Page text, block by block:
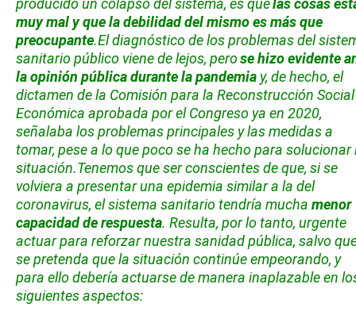
producido un colapso del sistema, es quelas cosas
muy mal y que la debilidad del mismo es más que
preocupante.El diagnóstico de los problemas del
sanitario público viene de lejos, perose hizo evidente
la opinión pública durante la pandemia y, de hecho, el
dictamen de la Comisión para la Reconstrucción
Económica aprobada por el Congreso ya en 2020,
señalaba los problemas principales y las medidas a
tomar, pese a lo que poco se ha hecho para solucionar
situación.Tenemos que ser conscientes de que, si se
volviera a presentar una epidemia similar a la del
coronavirus, el sistema sanitario tendría mucha menor
capacidad de respuesta. Resulta, por lo tanto, urgente
actuar para reforzar nuestra sanidad pública, salvo
se pretenda que la situación continúe empeorando, y
para ello debería actuarse de manera inaplazable en
siguientes aspectos: